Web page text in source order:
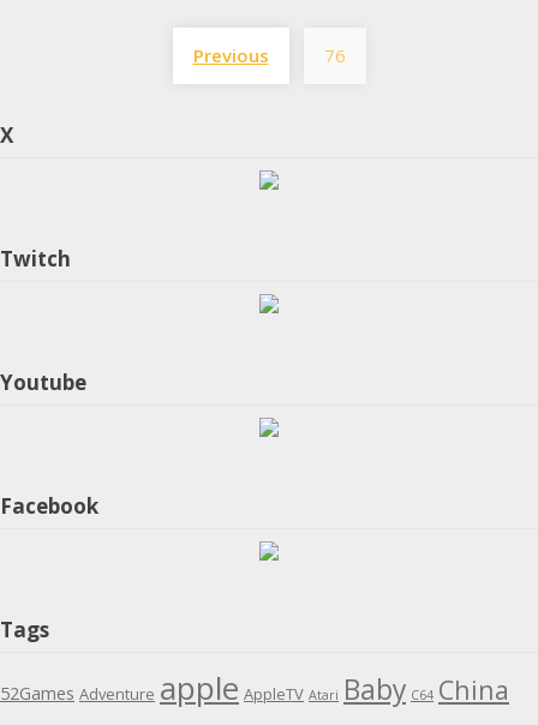
Posts
pagination
Previous 76
X
Twitch
Youtube
Facebook
Tags
52Games Adventure apple AppleTV Atari Baby C64 China